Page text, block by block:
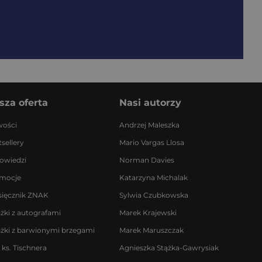
oferta
ZNAK
z autografami
z barwionymi brzegami
ks. Tischnera
Nasi autorzy
Andrzej Maleszka
Mario Vargas Llosa
Norman Davies
Katarzyna Michalak
Sylwia Czubkowska
Marek Krajewski
Marek Maruszczak
Agnieszka Stążka-Gawrysiak